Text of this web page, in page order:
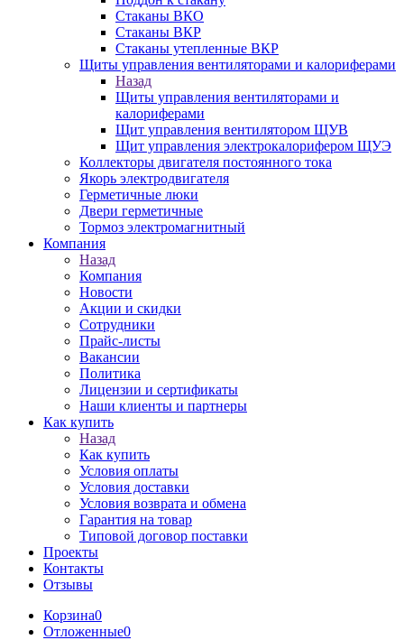
Стаканы ВКО
Стаканы ВКР
Стаканы утепленные ВКР
Щиты управления вентиляторами и калориферами
Назад
Щиты управления вентиляторами и
калориферами
Щит управления вентилятором ЩУВ
Щит управления электрокалорифером ЩУЭ
Коллекторы двигателя постоянного тока
Якорь электродвигателя
Герметичные люки
Двери герметичные
Тормоз электромагнитный
Компания
Назад
Компания
Новости
Акции и скидки
Сотрудники
Прайс-листы
Вакансии
Политика
Лицензии и сертификаты
Наши клиенты и партнеры
Как купить
Назад
Как купить
Условия оплаты
Условия доставки
Условия возврата и обмена
Гарантия на товар
Типовой договор поставки
Проекты
Контакты
Отзывы
Корзина0
Отложенные0